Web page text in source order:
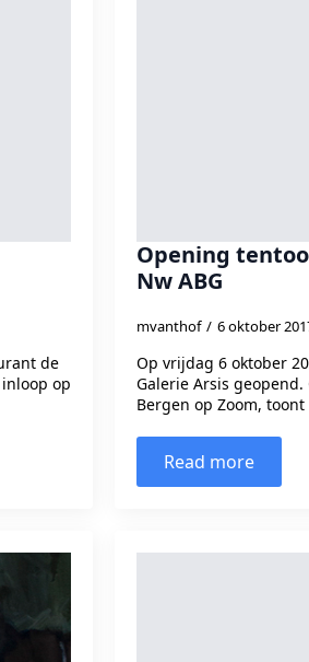
de
op
Opening
Nw ABG
mvanthof 6 oktober
Op vrijdag 6 oktober
Galerie Arsis
Bergen op Zoom,
Read more